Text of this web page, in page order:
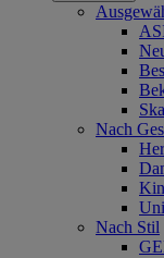
Nach
Nach Stil